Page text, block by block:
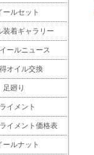
ールセット
装着ギャラリー
ールニュース
オイル交換
足廻り
イメント
イメント価格表
ールナット